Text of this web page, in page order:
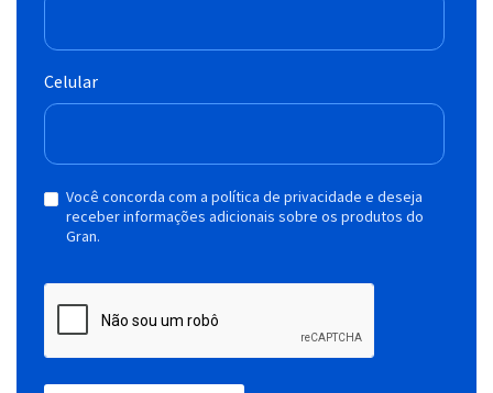
Celular
Você concorda com a política de privacidade e deseja
receber informações adicionais sobre os produtos do
Gran.